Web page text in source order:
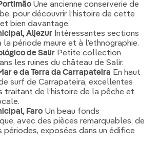
Une ancienne conserverie de
pour découvrir l’histoire de cette
bien davantage.
Aljezur Intéressantes sections
période maure et à l’ethnographie.
de Salir Petite collection
les ruines du château de Salir.
e da Terra da Carrapateira En haut
surf de Carrapateira, excellentes
traitant de l’histoire de la pêche et
Faro Un beau fonds
avec des pièces remarquables, de
exposées dans un édifice